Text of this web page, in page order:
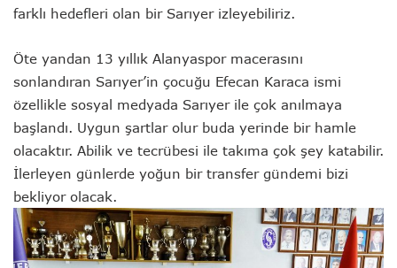
farklı hedefleri olan bir Sarıyer izleyebiliriz.
Öte yandan 13 yıllık Alanyaspor macerasını
sonlandıran Sarıyer’in çocuğu Efecan Karaca ismi
özellikle sosyal medyada Sarıyer ile çok anılmaya
başlandı. Uygun şartlar olur buda yerinde bir hamle
olacaktır. Abilik ve tecrübesi ile takıma çok şey katabilir.
İlerleyen günlerde yoğun bir transfer gündemi bizi
bekliyor olacak.